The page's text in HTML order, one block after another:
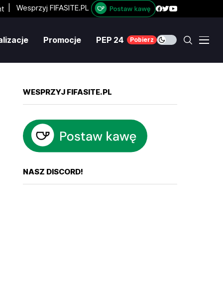
Wesprzyj FIFASITE.PL
Promocje PEP 24 Pobierz
WESPRZYJ FIFASITE.PL
NASZ DISCORD!